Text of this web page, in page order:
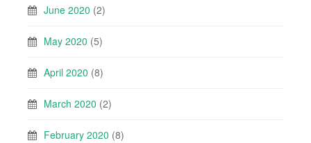
June 2020 (2)
May 2020 (5)
April 2020 (8)
March 2020 (2)
February 2020 (8)